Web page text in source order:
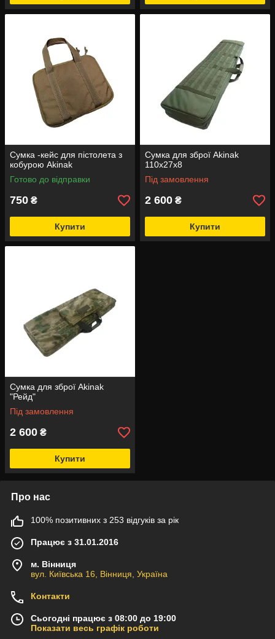
Сумка -кейс для пістолета з
кобурою Akinak
Готово до відправки
750 ₴
Купити
Сумка для зброї Akinak
110х27х8
Під замовлення
2 600 ₴
Купити
Сумка для зброї Akinak
"Рейд"
Під замовлення
2 600 ₴
Купити
Про нас
100% позитивних з 253 відгуків за рік
Працює з 31.01.2016
м. Вінниця
вул. Київська 16, Вінниця, Україна
Контакти
Сьогодні працює з 08:00 до 19:00
Показати весь графік роботи